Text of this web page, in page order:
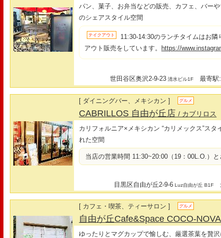
パン、菓子、お弁当などの販売、カフェ、バー
のシェアスタイル空間
テイクアウト
11:30-14:30のランチタイムはお
アウト販売をしています。
https://
世田谷区奥沢2-9-23 清水ビル1F 最寄駅:
[ ダイニングバー、メキシカン ] グルメ
CABRILLOS 自由が丘店/ カブリロス
カリフォルニア×メキシカン “カリメックス”ス
れた空間
当店の営業時間 11:30~20:00（19：00L.O.）
目黒区自由が丘2-9-6 Luz自由が丘 B1F
[ カフェ・喫茶、ティーサロン ] グルメ
自由が丘Cafe&Space COCO-
ゆったりとマグカップで愉しむ、厳選茶葉を贅